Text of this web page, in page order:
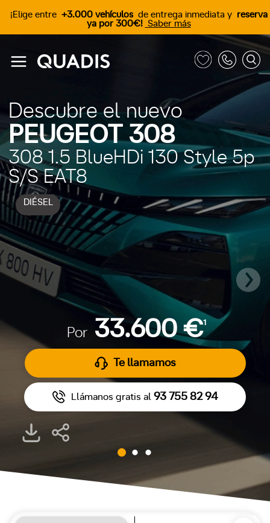
¡Elige entre +3.000 vehículos de entrega inmediata y reserva
ya por 300€! Saber más
Descubre el nuevo
PEUGEOT 308
DIÉSEL
308 1.5 BlueHDi 130 Style 5p
S/S EAT8
Por 33.600 €1
Te llamamos
Llámanos gratis al 93 755 82 94